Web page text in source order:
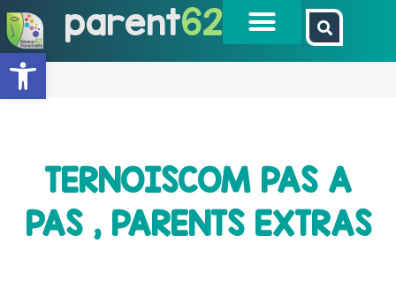
Ouvrir la barre d’outils
parent62
TERNOISCOM PAS A
PAS , PARENTS EXTRAS